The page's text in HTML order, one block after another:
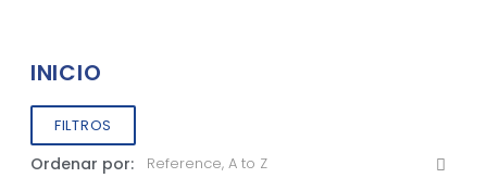
INICIO
FILTROS
Ordenar por: